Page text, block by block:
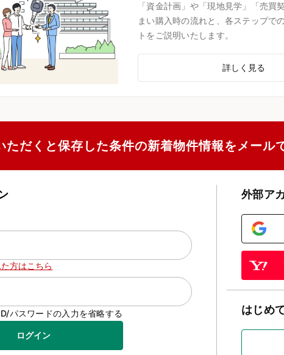
「資金計画」や「現地見学」「売買
まい購入時の流れと、各ステップで
トをご説明いたします。
詳しく見る
ただくと保存した条件の新着物件情報をメール
方はこちら
パスワードの入力を省略する
ログイン
外部ア
はじめ